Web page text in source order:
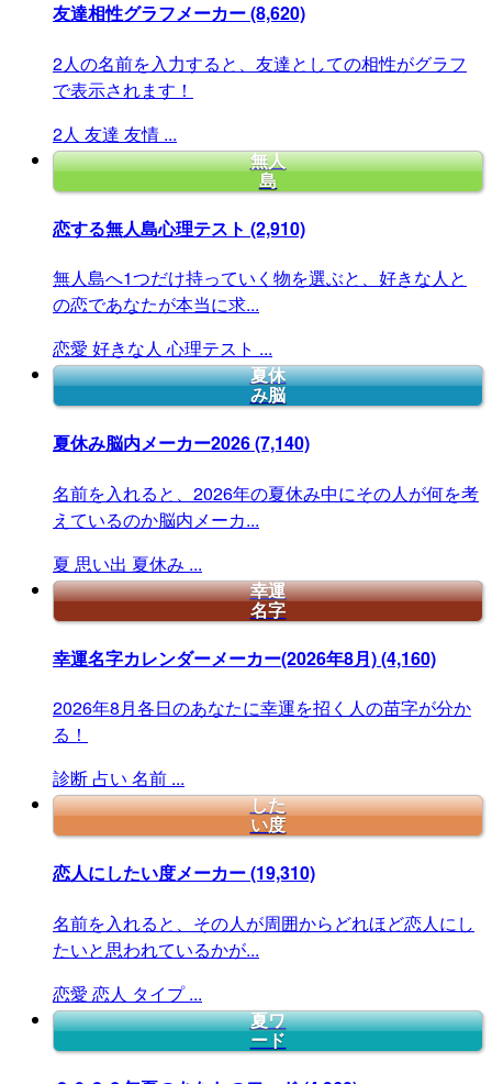
友達相性グラフメーカー(8,620)
2人の名前を入力すると、友達としての相性がグラフ
で表示されます！
2人 友達 友情 ...
無人
島
恋する無人島心理テスト (2,910)
無人島へ1つだけ持っていく物を選ぶと、好きな人と
の恋であなたが本当に求...
恋愛 好きな人 心理テスト ...
夏休
み脳
夏休み脳内メーカー2026(7,140)
名前を入れると、2026年の夏休み中にその人が何を考
えているのか脳内メーカ...
夏 思い出 夏休み ...
幸運
名字
幸運名字カレンダーメーカー(2026年8月)(4,160)
2026年8月各日のあなたに幸運を招く人の苗字が分か
る！
診断 占い 名前 ...
した
い度
恋人にしたい度メーカー(19,310)
名前を入れると、その人が周囲からどれほど恋人にし
たいと思われているかが...
恋愛 恋人 タイプ ...
夏ワ
ード